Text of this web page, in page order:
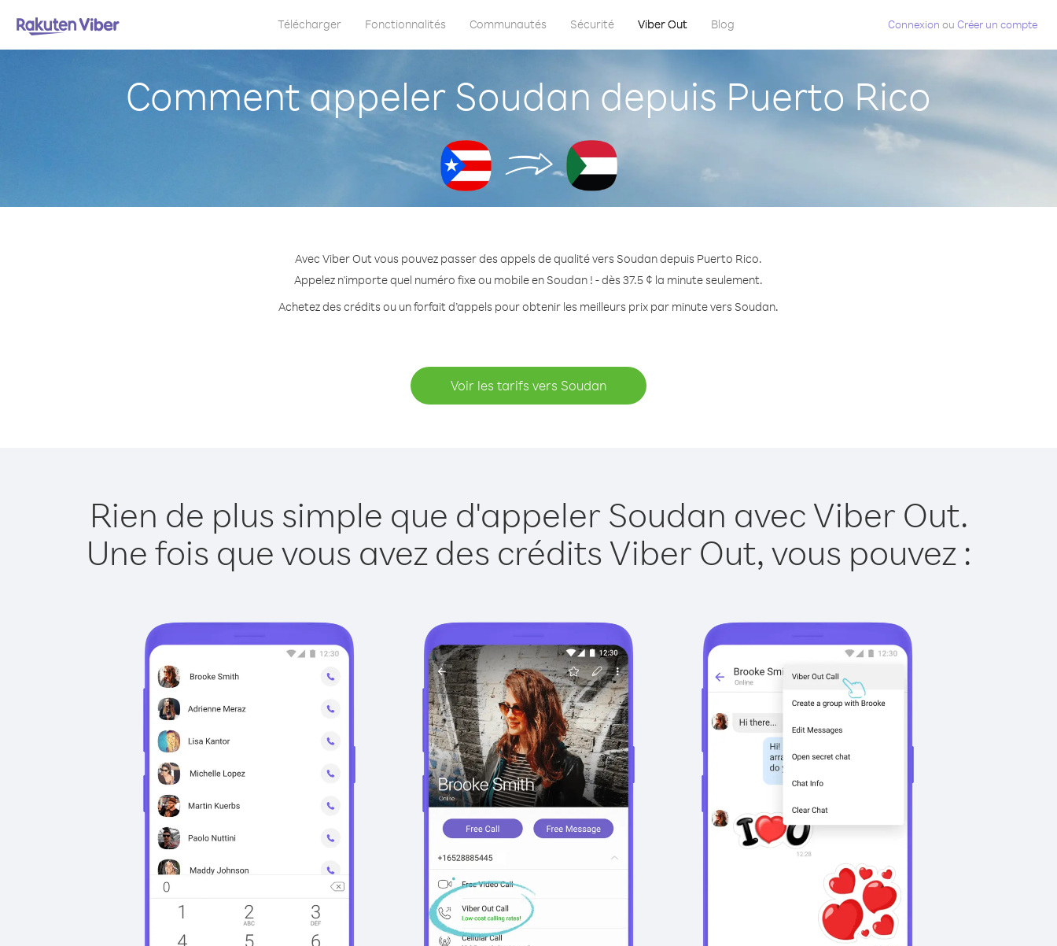
Télécharger Fonctionnalités Communautés Sécurité Viber Out Blog Connexion ou Créer un compte
Comment appeler Soudan depuis Puerto Rico
Avec Viber Out vous pouvez passer des appels de qualité vers Soudan depuis Puerto Rico.
Appelez n'importe quel numéro fixe ou mobile en Soudan ! - dès 37.5 ¢ la minute seulement.
Achetez des crédits ou un forfait d’appels pour obtenir les meilleurs prix par minute vers Soudan.
Voir les tarifs vers Soudan
Rien de plus simple que d'appeler Soudan avec Viber Out.
Une fois que vous avez des crédits Viber Out, vous pouvez :